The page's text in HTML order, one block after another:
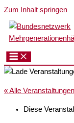
Zum Inhalt springen
« Alle Veranstaltungen
Diese